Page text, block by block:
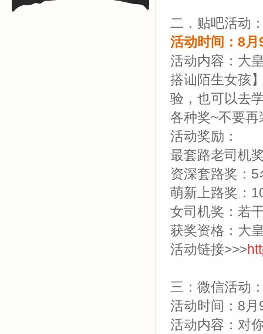
二．贴吧活动
活动时间：8
活动内容：大
搭讪陌生女孩
验，也可以去
各种奖~不要
活动奖励：
最套路老司机
资深套路奖：5
萌新上路奖：
女司机奖：若
获奖资格：大
活动链接>>>
三：微信活动
活动时间：8
活动内容：对